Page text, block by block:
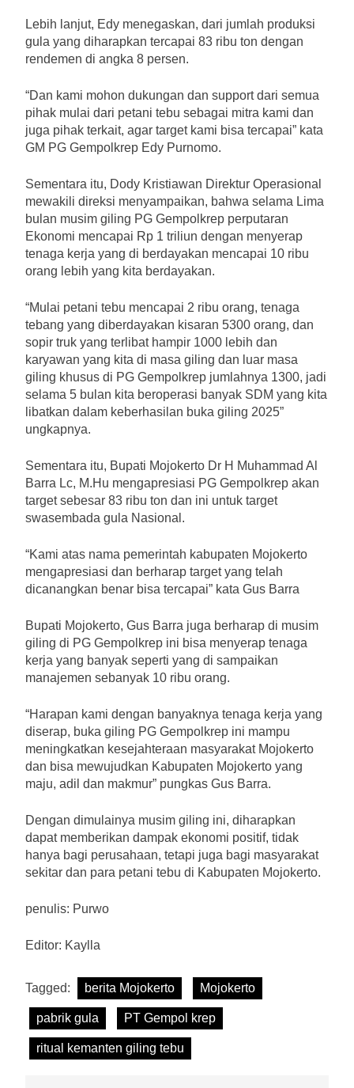
Lebih lanjut, Edy menegaskan, dari jumlah produksi
gula yang diharapkan tercapai 83 ribu ton dengan
rendemen di angka 8 persen.
“Dan kami mohon dukungan dan support dari semua
pihak mulai dari petani tebu sebagai mitra kami dan
juga pihak terkait, agar target kami bisa tercapai” kata
GM PG Gempolkrep Edy Purnomo.
Sementara itu, Dody Kristiawan Direktur Operasional
mewakili direksi menyampaikan, bahwa selama Lima
bulan musim giling PG Gempolkrep perputaran
Ekonomi mencapai Rp 1 triliun dengan menyerap
tenaga kerja yang di berdayakan mencapai 10 ribu
orang lebih yang kita berdayakan.
“Mulai petani tebu mencapai 2 ribu orang, tenaga
tebang yang diberdayakan kisaran 5300 orang, dan
sopir truk yang terlibat hampir 1000 lebih dan
karyawan yang kita di masa giling dan luar masa
giling khusus di PG Gempolkrep jumlahnya 1300, jadi
selama 5 bulan kita beroperasi banyak SDM yang kita
libatkan dalam keberhasilan buka giling 2025”
ungkapnya.
Sementara itu, Bupati Mojokerto Dr H Muhammad Al
Barra Lc, M.Hu mengapresiasi PG Gempolkrep akan
target sebesar 83 ribu ton dan ini untuk target
swasembada gula Nasional.
“Kami atas nama pemerintah kabupaten Mojokerto
mengapresiasi dan berharap target yang telah
dicanangkan benar bisa tercapai” kata Gus Barra
Bupati Mojokerto, Gus Barra juga berharap di musim
giling di PG Gempolkrep ini bisa menyerap tenaga
kerja yang banyak seperti yang di sampaikan
manajemen sebanyak 10 ribu orang.
“Harapan kami dengan banyaknya tenaga kerja yang
diserap, buka giling PG Gempolkrep ini mampu
meningkatkan kesejahteraan masyarakat Mojokerto
dan bisa mewujudkan Kabupaten Mojokerto yang
maju, adil dan makmur” pungkas Gus Barra.
Dengan dimulainya musim giling ini, diharapkan
dapat memberikan dampak ekonomi positif, tidak
hanya bagi perusahaan, tetapi juga bagi masyarakat
sekitar dan para petani tebu di Kabupaten Mojokerto.
penulis: Purwo
Editor: Kaylla
Tagged: berita Mojokerto Mojokerto
pabrik gula PT Gempol krep
ritual kemanten giling tebu